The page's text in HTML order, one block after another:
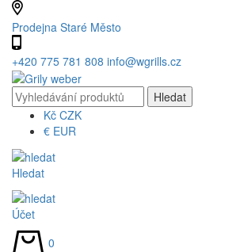
Prodejna Staré Město
+420 775 781 808 info@wgrills.cz
Kč CZK
€ EUR
Hledat
Účet
0